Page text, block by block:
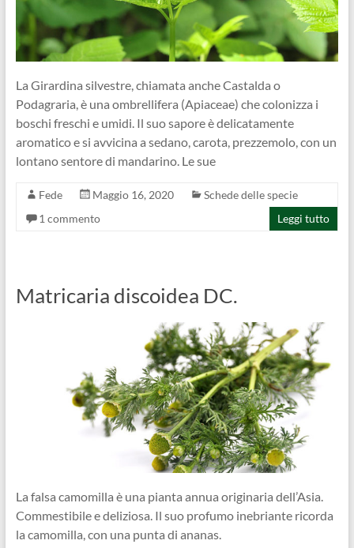
La Girardina silvestre, chiamata anche Castalda o
Podagraria, è una ombrellifera (Apiaceae) che colonizza i
boschi freschi e umidi. Il suo sapore è delicatamente
aromatico e si avvicina a sedano, carota, prezzemolo, con un
lontano sentore di mandarino. Le sue
Fede Maggio 16, 2020
Schede delle specie
1 commento
Leggi tutto
Matricaria discoidea DC.
La falsa camomilla è una pianta annua originaria dell’Asia.
Commestibile e deliziosa. Il suo profumo inebriante ricorda
la camomilla, con una punta di ananas.